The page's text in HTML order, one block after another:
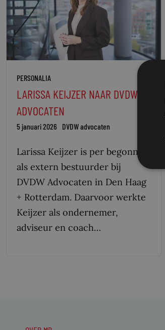
PERSONALIA
LARISSA KEIJZER NAAR DVDW
ADVOCATEN
5 januari 2026 DVDW advocaten
Larissa Keijzer is per begonnen
als extern bestuurder bij
DVDW Advocaten in Den Haag
+ Rotterdam. Daarvoor werkte
Keijzer als ondernemer,
adviseur en coach…